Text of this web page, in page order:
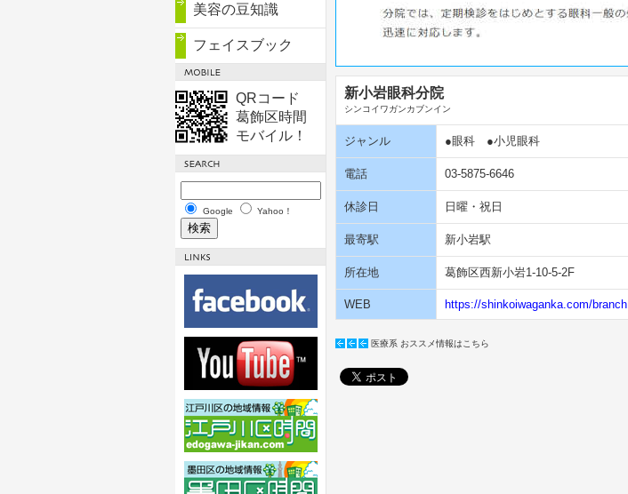
美容の豆知識
フェイスブック
QRコード
葛飾区時間
モバイル！
Google Yahoo！
新小岩眼科分院
シンコイワガンカブンイン
ジャンル ●眼科 ●小児眼科
電話 03-5875-6646
休診日 日曜・祝日
最寄駅 新小岩駅
所在地 葛飾区西新小岩1-10-5-2F
WEB https://shinkoiwaganka.com/branch
医療系 おススメ情報はこちら